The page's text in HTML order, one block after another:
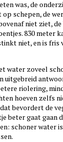
was, de
schepen, de
niet ziet,
830 meter
niet, en is fris
water zoveel
uitgebreid
riolering,
hoeven zelfs
bevordert de
beter gaat gaan
schoner water